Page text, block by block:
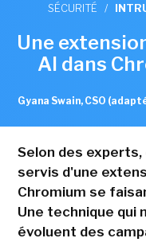
SÉCURITÉ /
Une
AI dans
Gyana Swain, CSO
Selon des
servis d'une
Chromium se
Une technique qui
évoluent des